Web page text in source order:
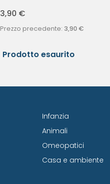
3,90 €
Prezzo precedente: 3,90 €
Prodotto esaurito
Infanzia
Animali
Omeopatici
Casa e ambiente